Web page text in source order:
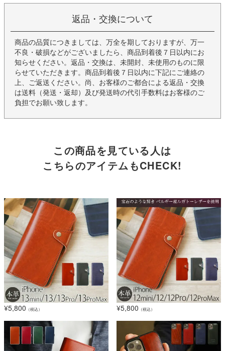
返品・交換について
商品の品質につきましては、万全を期しておりますが、万一
不良・破損などがございましたら、商品到着後７日以内にお
知らせください。返品・交換は、未開封、未使用のものに限
らせていただきます。商品到着後７日以内に下記にご連絡の
上、ご返送ください。尚、お客様のご都合による返品・交換
は送料（発送・返却）及び発送時の代引手数料はお客様のご
負担でお願い致します。
この商品を見ている人は
こちらのアイテムもCHECK!
¥5,800 （税込） ¥5,800 （税込）